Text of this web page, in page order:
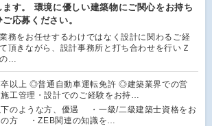
ます。 環境に優しい建築物にご関心をお持ち
応募ください。
務をお任せするわけではなく設計に関わるご経
頂きながら、設計事務所と打ち合わせを行いＺ
の…
以上 ◎普通自動車運転免許 ◎建築業界での営
工管理・設計でのご経験をお持…
のような方、優遇 ・一級/二級建築士資格をお
の方 ・ZEB関連の知識を…